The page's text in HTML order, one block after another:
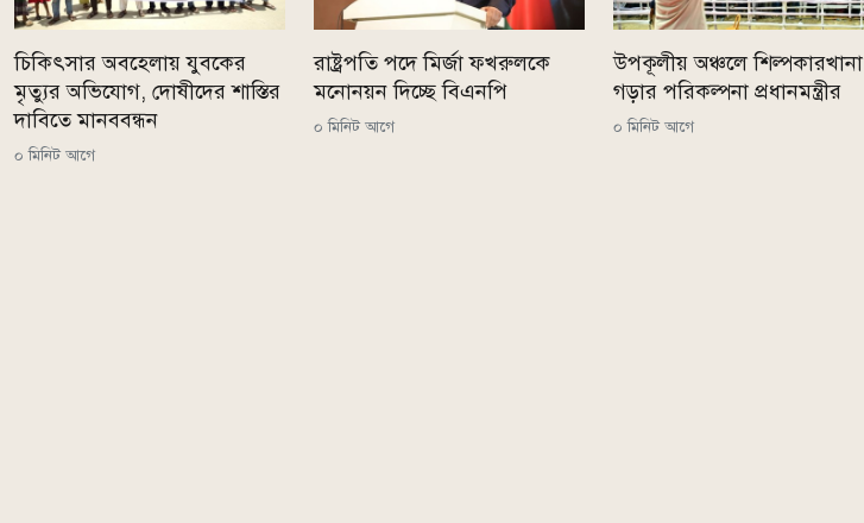
চিকিৎসার অবহেলায় যুবকের
মৃত্যুর অভিযোগ, দোষীদের শাস্তির
দাবিতে মানববন্ধন
০ মিনিট আগে
রাষ্ট্রপতি পদে মির্জা ফখরুলকে
মনোনয়ন দিচ্ছে বিএনপি
০ মিনিট আগে
উপকূলীয় অঞ্চলে শিল্পকারখানা
গড়ার পরিকল্পনা প্রধানমন্ত্রীর
০ মিনিট আগে